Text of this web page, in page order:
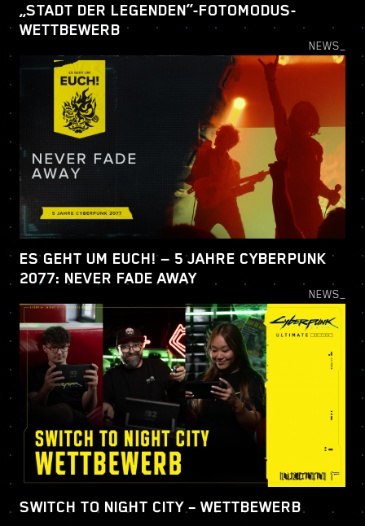
„STADT DER LEGENDEN“-FOTOMODUS-
WETTBEWERB
NEWS_
ES GEHT UM EUCH! — 5 JAHRE CYBERPUNK
2077: NEVER FADE AWAY
NEWS_
SWITCH TO NIGHT CITY – WETTBEWERB